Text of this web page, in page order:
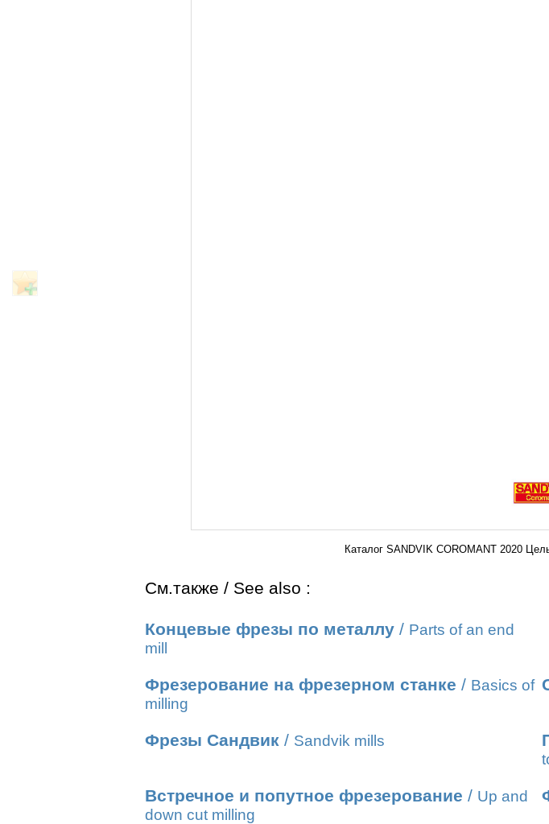
Каталог SANDVIK COROMANT 2020
См.также / See also :
Концевые фрезы по металлу / Parts of an end
mill
Фрезерование на фрезерном станке / Basics of
milling
Фрезы Сандвик / Sandvik mills
Встречное и попутное фрезерование / Up and
down cut milling